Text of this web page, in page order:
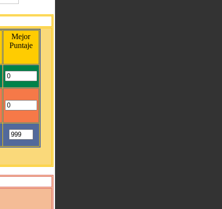
Mejor
Puntaje